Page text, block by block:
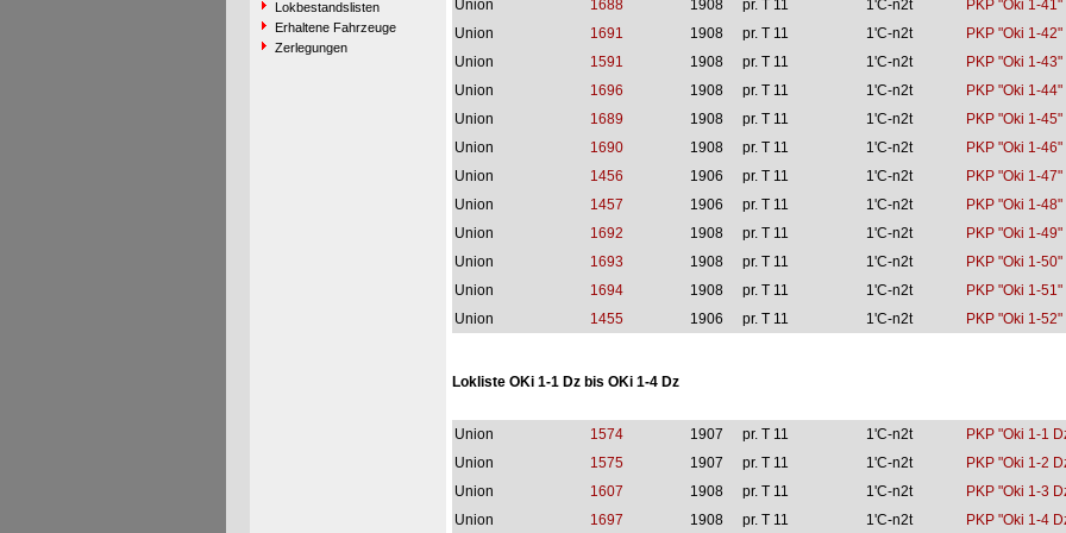
Lokbestandslisten
Erhaltene Fahrzeuge
Zerlegungen
Union
1688 1908 pr. T 11 1'C-n2t
PKP "Oki 1-41"
Union
1691 1908 pr. T 11 1'C-n2t
PKP "Oki 1-42"
Union
1591 1908 pr. T 11 1'C-n2t
PKP "Oki 1-43"
Union
1696 1908 pr. T 11 1'C-n2t
PKP "Oki 1-44"
Union
1689 1908 pr. T 11 1'C-n2t
PKP "Oki 1-45"
Union
1690 1908 pr. T 11 1'C-n2t
PKP "Oki 1-46"
Union
1456 1906 pr. T 11 1'C-n2t
PKP "Oki 1-47"
Union
1457 1906 pr. T 11 1'C-n2t
PKP "Oki 1-48"
Union
1692 1908 pr. T 11 1'C-n2t
PKP "Oki 1-49"
Union
1693 1908 pr. T 11 1'C-n2t
PKP "Oki 1-50"
Union
1694 1908 pr. T 11 1'C-n2t
PKP "Oki 1-51"
Union
1455 1906 pr. T 11 1'C-n2t PKP "Oki 1-52"
Lokliste OKi 1-1 Dz bis OKi 1-4 Dz
Union 1574 1907 pr. T 11 1'C-n2t
PKP "Oki 1-1
Union
1575 1907 pr. T 11 1'C-n2t
PKP "Oki 1-2
Union
1607 1908 pr. T 11 1'C-n2t
PKP "Oki 1-3
Union
1697 1908 pr. T 11 1'C-n2t PKP "Oki 1-4